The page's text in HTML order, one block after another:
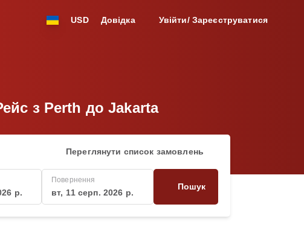
USD Довідка Увійти/ Зареєструватися
з Perth до Jakarta
Переглянути список замовлень
р.
Повернення
вт, 11 серп. 2026 р.
Пошук